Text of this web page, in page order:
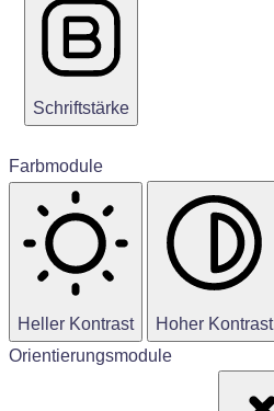
Schriftstärke
Farbmodule
Heller Kontrast Hoher Kontrast
Orientierungsmodule